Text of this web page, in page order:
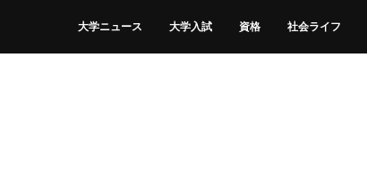
大学ニュース 大学入試 資格 社会ライフ